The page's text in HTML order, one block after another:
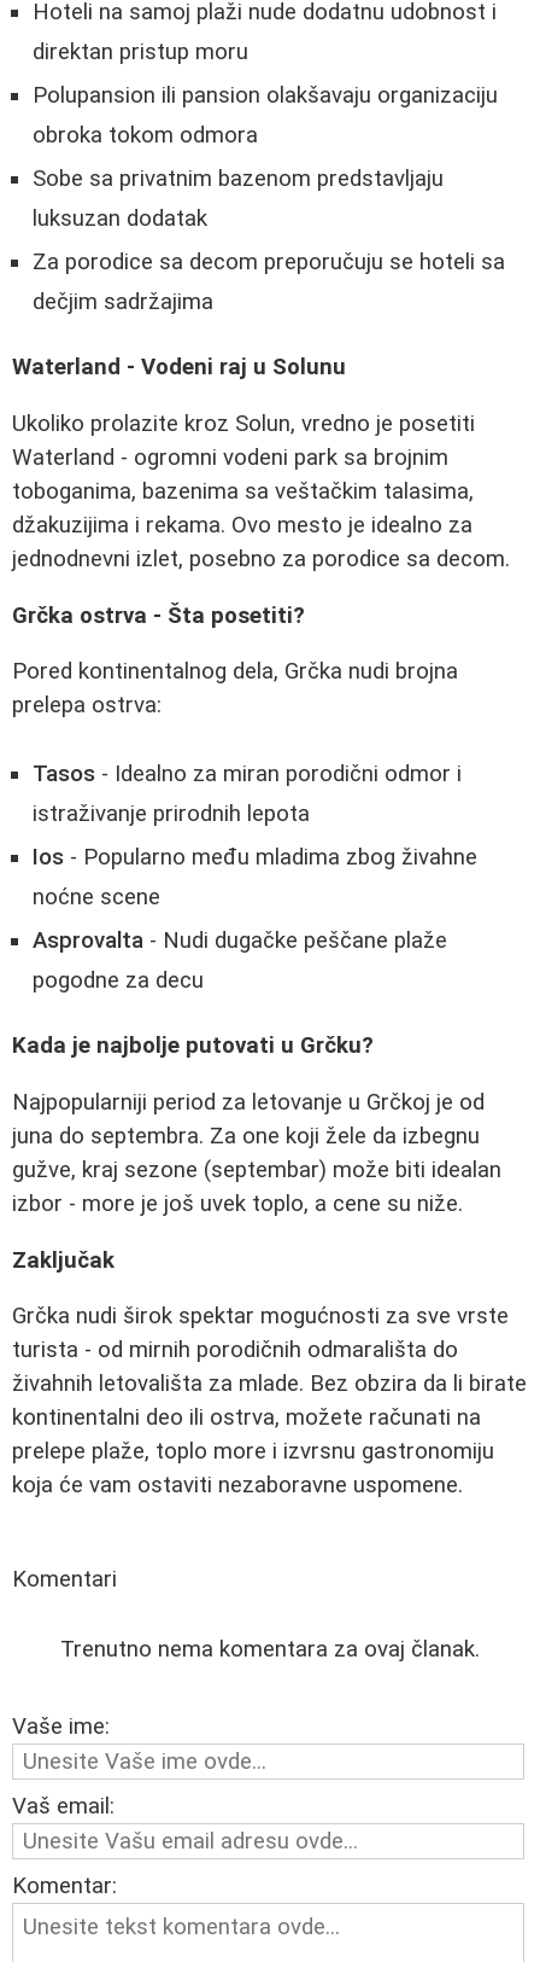
Hoteli na samoj plaži nude dodatnu udobnost i
direktan pristup moru
Polupansion ili pansion olakšavaju organizaciju
obroka tokom odmora
Sobe sa privatnim bazenom predstavljaju
luksuzan dodatak
Za porodice sa decom preporučuju se hoteli sa
dečjim sadržajima
Waterland - Vodeni raj u Solunu
Ukoliko prolazite kroz Solun, vredno je posetiti
Waterland - ogromni vodeni park sa brojnim
toboganima, bazenima sa veštačkim talasima,
džakuzijima i rekama. Ovo mesto je idealno za
jednodnevni izlet, posebno za porodice sa decom.
Grčka ostrva - Šta posetiti?
Pored kontinentalnog dela, Grčka nudi brojna
prelepa ostrva:
Tasos - Idealno za miran porodični odmor i
istraživanje prirodnih lepota
Ios - Popularno među mladima zbog živahne
noćne scene
Asprovalta - Nudi dugačke peščane plaže
pogodne za decu
Kada je najbolje putovati u Grčku?
Najpopularniji period za letovanje u Grčkoj je od
juna do septembra. Za one koji žele da izbegnu
gužve, kraj sezone (septembar) može biti idealan
izbor - more je još uvek toplo, a cene su niže.
Zaključak
Grčka nudi širok spektar mogućnosti za sve vrste
turista - od mirnih porodičnih odmarališta do
živahnih letovališta za mlade. Bez obzira da li birate
kontinentalni deo ili ostrva, možete računati na
prelepe plaže, toplo more i izvrsnu gastronomiju
koja će vam ostaviti nezaboravne uspomene.
Komentari
Trenutno nema komentara za ovaj članak.
Vaše ime:
Vaš email:
Komentar: